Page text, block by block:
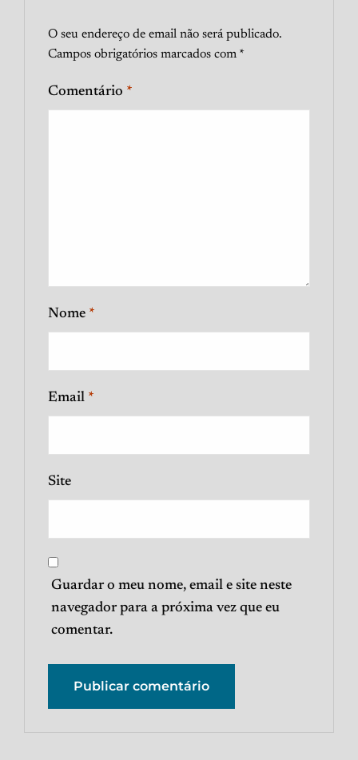
O seu endereço de email não será publicado.
Campos obrigatórios marcados com *
Comentário *
Nome *
Email *
Site
Guardar o meu nome, email e site neste
navegador para a próxima vez que eu
comentar.